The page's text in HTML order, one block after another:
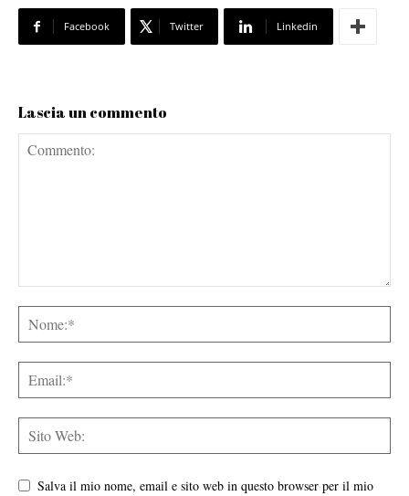
Facebook Twitter Linkedin
Lascia un commento
Salva il mio nome, email e sito web in questo browser per il mio